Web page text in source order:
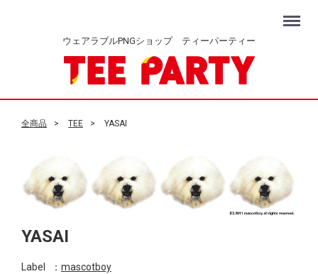
ウェアラブルPNGショップ ティーパーティー
Menu
全商品 TEE YASAI
YASAI
Label ： mascotboy